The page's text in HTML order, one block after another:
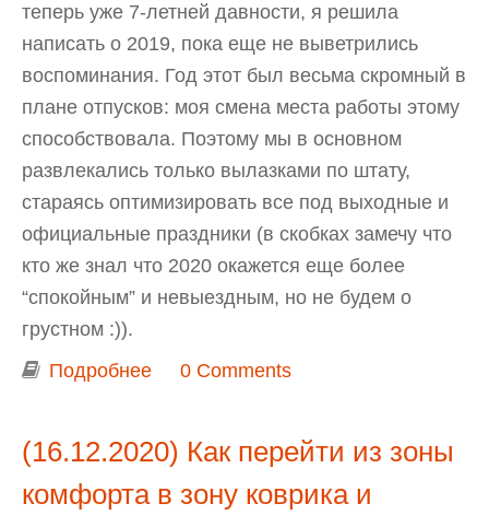
теперь уже 7-летней давности, я решила
написать о 2019, пока еще не выветрились
воспоминания. Год этот был весьма скромный в
плане отпусков: моя смена места работы этому
способствовала. Поэтому мы в основном
развлекались только вылазками по штату,
стараясь оптимизировать все под выходные и
официальные праздники (в скобках замечу что
кто же знал что 2020 окажется еще более
“спокойным” и невыездным, но не будем о
грустном :)).
Подробнее о Ballarat, Bendigo, Grampians на
0 Comments
(16.12.2020) Как перейти из зоны
комфорта в зону коврика и